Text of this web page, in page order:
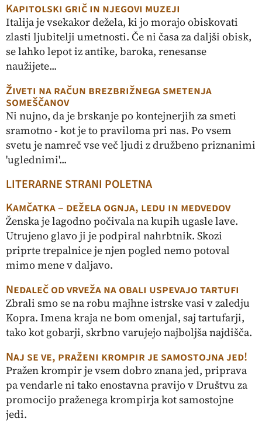
Kapitolski grič in njegovi muzeji
Italija je vsekakor dežela, ki jo morajo obiskovati
zlasti ljubitelji umetnosti. Če ni časa za daljši obisk,
se lahko lepot iz antike, baroka, renesanse
naužijete...
Živeti na račun brezbrižnega smetenja
someščanov
Ni nujno, da je brska nje po kontejnerjih za smeti
sramotno - kot je to praviloma pri nas. Po vsem
svetu je namreč vse več ljudi z družbeno priznanimi
'uglednimi'...
LITERARNE STRANI POLETNA
Kamčatka – dežela ognja, ledu in medvedov
Ženska je lagodno počivala na kupih ugasle lave.
Utrujeno glavo ji je podpiral nahrbtnik. Skozi
priprte trepalnice je njen pogled nemo potoval
mimo mene v daljavo.
Nedaleč od vrveža na obali uspevajo tartufi
Zbrali smo se na robu majhne istrske vasi v zaledju
Kopra. Imena kraja ne bom omenjal, saj tartufarji,
tako kot gobarji, skrbno varujejo najboljša najdišča.
Naj se ve, praženi krompir je samostojna jed!
Pražen krompir je vsem dobro znana jed, priprava
pa vendarle ni tako enostavna pravijo v Društvu za
promocijo praženega krompirja kot samostojne
jedi.